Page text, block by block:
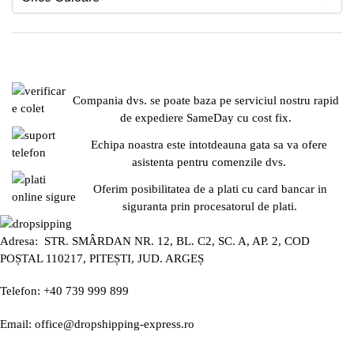
Compania dvs. se poate baza pe serviciul nostru rapid
de expediere SameDay cu cost fix.
Echipa noastra este intotdeauna gata sa va ofere
asistenta pentru comenzile dvs.
Oferim posibilitatea de a plati cu card bancar in
siguranta prin procesatorul de plati.
Adresa: STR. SMÂRDAN NR. 12, BL. C2, SC. A, AP. 2, COD
POȘTAL 110217, PITEȘTI, JUD. ARGEȘ
Telefon: +40 739 999 899
Email: office@dropshipping-express.ro